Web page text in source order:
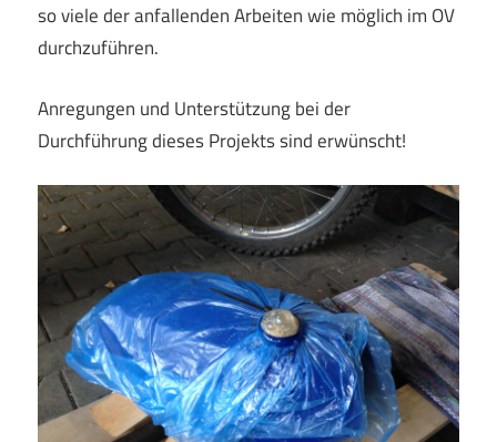
so viele der anfallenden Arbeiten wie möglich im OV
durchzuführen.
Anregungen und Unterstützung bei der
Durchführung dieses Projekts sind erwünscht!